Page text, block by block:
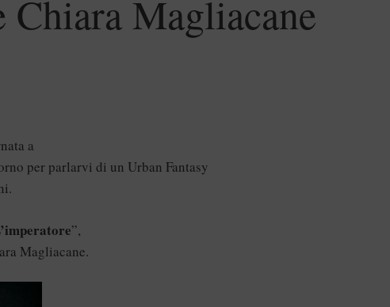
Magliacane
a
per parlarvi di un Urban Fantasy
”,
Magliacane.